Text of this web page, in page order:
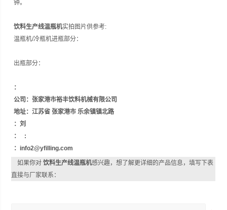
钟。
饮料生产线温瓶机实拍图片供参考:
温瓶机/冷瓶机进瓶部分：
出瓶部分：
：
公司：张家港市裕丰饮料机械有限公司
地址：江苏省 张家港市 乐余镇镇北路
：刘
： :
：info2@yfilling.com
如果你对饮料生产线温瓶机感兴趣，想了解更详细的产品信息，填写下表
直接与厂家联系：